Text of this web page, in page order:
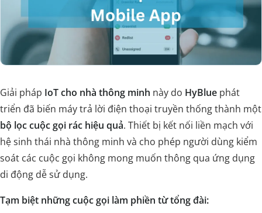
Giải pháp IoT cho nhà thông minh này do HyBlue phát
triển đã biến máy trả lời điện thoại truyền thống thành một
bộ lọc cuộc gọi rác hiệu quả. Thiết bị kết nối liền mạch với
hệ sinh thái nhà thông minh và cho phép người dùng kiểm
soát các cuộc gọi không mong muốn thông qua ứng dụng
di động dễ sử dụng.
Tạm biệt những cuộc gọi làm phiền từ tổng đài: